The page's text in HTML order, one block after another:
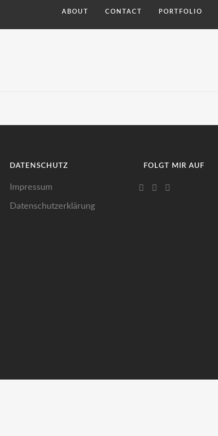
ABOUT CONTACT PORTFOLIO
TV SET ENTWÜRFE
DATENSCHUTZ
Impressum
Datenschutzerklärung
FOLGT MIR AUF